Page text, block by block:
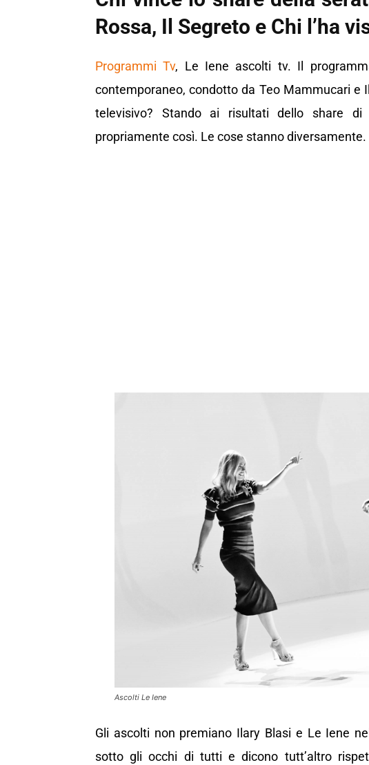
Rossa, Il Segreto e Chi l’ha
Programmi Tv, Le Iene ascolti tv. Il
contemporaneo, condotto da Teo Mammucari e
televisivo? Stando ai risultati dello share
propriamente così. Le cose stanno diversamente.
Ascolti Le Iene
Gli ascolti non premiano Ilary Blasi e Le Iene
sotto gli occhi di tutti e dicono tutt’altro